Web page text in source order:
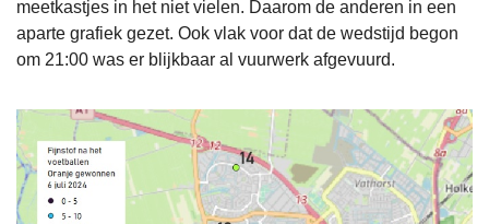
meetkastjes in het niet vielen. Daarom de anderen in een
aparte grafiek gezet. Ook vlak voor dat de wedstijd begon
om 21:00 was er blijkbaar al vuurwerk afgevuurd.